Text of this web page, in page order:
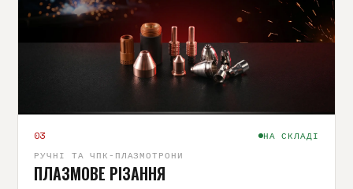
03
НА СКЛАДІ
РУЧНІ ТА ЧПК-ПЛАЗМОТРОНИ
ПЛАЗМОВЕ РІЗАННЯ